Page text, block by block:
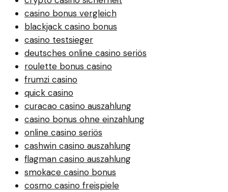
casino bonus vergleich
blackjack casino bonus
casino testsieger
deutsches online casino seriös
roulette bonus casino
frumzi casino
quick casino
curacao casino auszahlung
casino bonus ohne einzahlung
online casino seriös
cashwin casino auszahlung
flagman casino auszahlung
smokace casino bonus
cosmo casino freispiele